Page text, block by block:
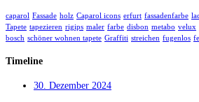
caparol Fassade holz Caparol icons erfurt fassadenfarbe
Tapete tapezieren rigips maler farbe disbon metabo velux
bosch schöner wohnen tapete Graffiti streichen fugenlos
Timeline
30. Dezember 2024